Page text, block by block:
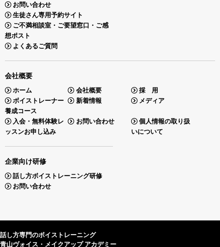
お問い合わせ
生徒さん専用予約サイト
ご不満相談室・ご要望窓口・ご感
想ポスト
よくあるご質問
会社概要
ホーム 会社概要
採 用
ボイストレーナー
養成コース
新着情報 メディア
入会・無料体験レ
ッスンお申し込み
お問い合わせ
個人情報の取り扱
いについて
企業向け研修
話し方ボイストレーニング研修
お問い合わせ
話し方専門のボイストレーニング
青山ヴォイス・メイクアップ アカデミー